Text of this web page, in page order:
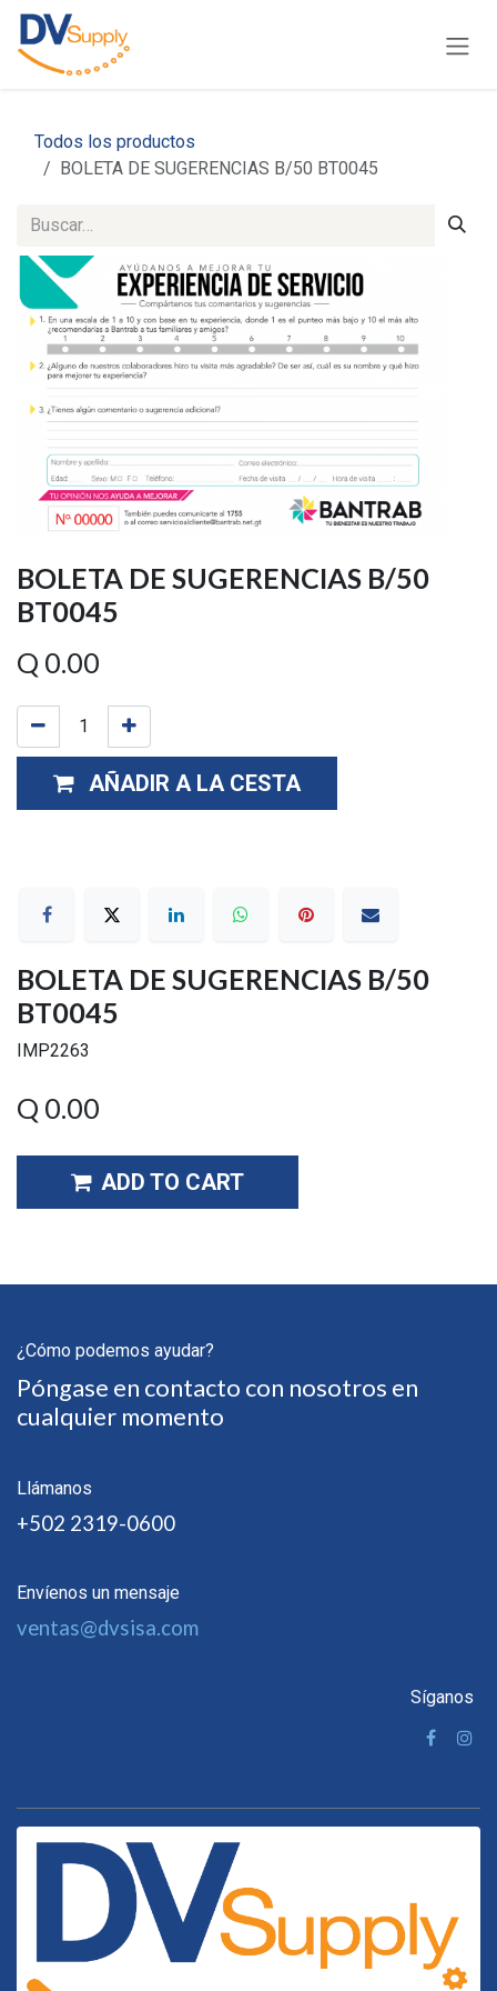
Ir al contenido
Todos los productos
BOLETA DE SUGERENCIAS B/50 BT0045
BOLETA DE SUGERENCIAS B/50
BT0045
Q 0.00
AÑADIR A LA CESTA
BOLETA DE SUGERENCIAS B/50
BT0045
IMP2263
Q 0.00
ADD TO CART
¿Cómo podemos ayudar?
Póngase en contacto con nosotros en
cualquier momento
Llámanos
+502 2319-0600
Envíenos un mensaje
ventas@dvsisa.com
Síganos